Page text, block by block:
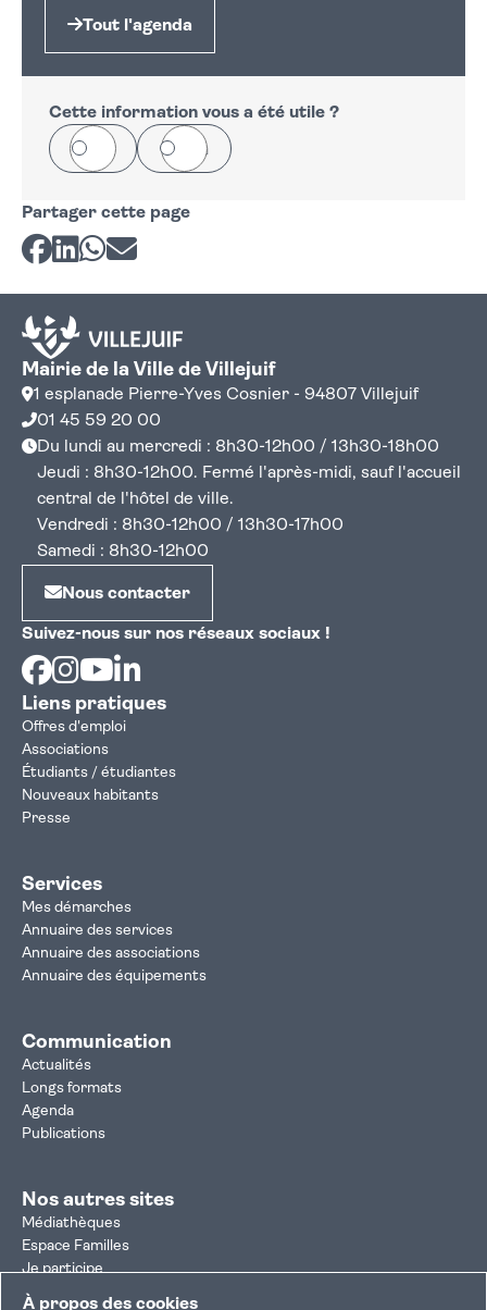
À propos des cookies
Tout l'agenda
Cette information vous a été utile ?
Oui Non
Partager cette page
Partager sur Facebook
Partager sur LinkedIn
Partager sur Whatsapp
Partager par courriel
Mairie de la Ville de Villejuif
1 esplanade Pierre-Yves Cosnier - 94807 Villejuif
01 45 59 20 00
Du lundi au mercredi : 8h30-12h00 / 13h30-18h00
Jeudi : 8h30-12h00. Fermé l'après-midi, sauf l'accueil
central de l'hôtel de ville.
Vendredi : 8h30-12h00 / 13h30-17h00
Samedi : 8h30-12h00
Nous contacter
Suivez-nous sur nos réseaux sociaux !
Facebook
Instagram
Youtube
Liens pratiques
Offres d'emploi
Associations
Étudiants / étudiantes
Nouveaux habitants
Presse
Services
Mes démarches
Annuaire des services
Annuaire des associations
Annuaire des équipements
Communication
Actualités
Longs formats
Agenda
Publications
Nos autres sites
Médiathèques
Espace Familles
Je participe
Autorisation d'urbanisme